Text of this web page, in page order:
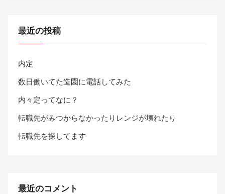
最近の投稿
内定
数日働いてた造園に電話してみた
内々定ってなに？
転職先がみつからなかったりレンジが壊れたり
転職先を探してます
最近のコメント